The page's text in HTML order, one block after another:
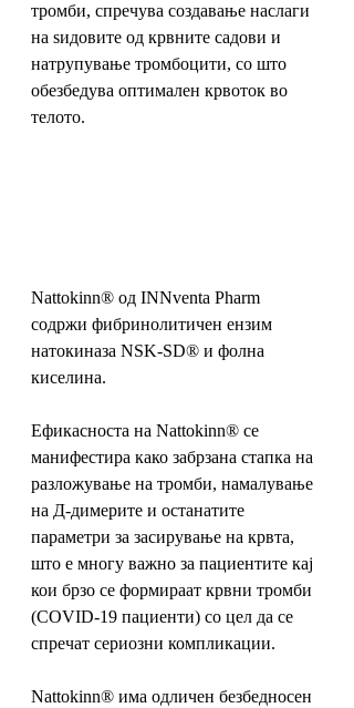
тромби, спречува создавање наслаги
на ѕидовите од крвните садови и
натрупување тромбоцити, со што
обезбедува оптимален крвоток во
телото.
Nattokinn® од INNventa Pharm
содржи фибринолитичен ензим
натокиназа NSK-SD® и фолна
киселина.
Ефикасноста на Nattokinn® се
манифестира како забрзана стапка на
разложување на тромби, намалување
на Д-димерите и останатите
параметри за засирување на крвта,
што е многу важно за пациентите кај
кои брзо се формираат крвни тромби
(COVID-19 пациенти) со цел да се
спречат сериозни компликации.
Nattokinn® има одличен безбедносен